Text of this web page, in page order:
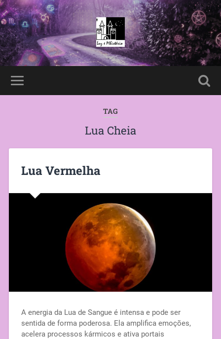
TAG
Lua Cheia
Lua Vermelha
A energia da Lua de Sangue é intensa e pode ser
sentida de forma poderosa. Ela amplifica emoções,
acelera processos kármicos e ativa portais